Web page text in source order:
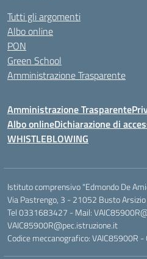
Tutti gli argomenti
Albo online
PON
Green School
Amministrazione Trasparente
Amministrazione Trasparente
Albo onlineDichiarazione di
WHISTLEBLOWING
Istituto comprensivo "Edmondo De
Via Pastrengo, 3 - 21052 Busto Arsizio
Tel 0331683427 - Mail:
VAIC85900R@pec.istruzione.it
Codice meccanografico: VAIC85900R